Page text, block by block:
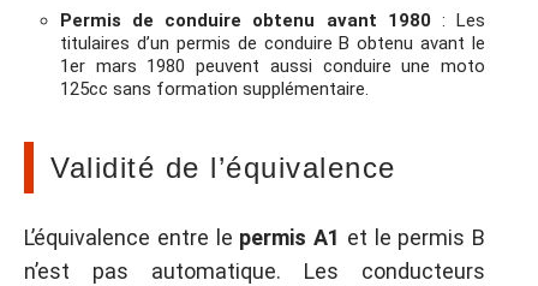
Permis de conduire obtenu avant 1980: Les
titulaires d’un permis de conduire B obtenu avant le
1er mars 1980 peuvent aussi conduire une moto
125cc sans formation supplémentaire.
Validité de l’équivalence
L’équivalence entre le permis A1 et le permis B
n’est pas automatique. Les conducteurs